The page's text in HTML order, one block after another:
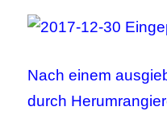
Nach einem
durch